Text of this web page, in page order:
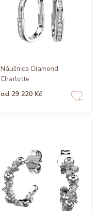
Náušnice Diamond
Charlotte
od 29 220 Kč